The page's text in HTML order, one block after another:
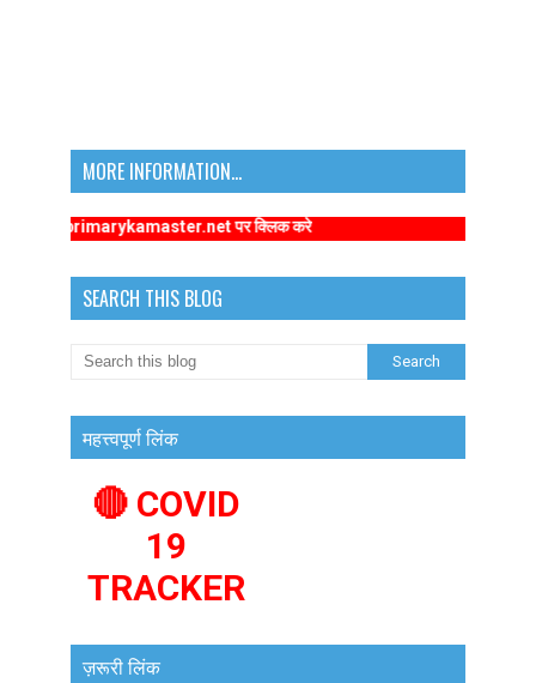
MORE INFORMATION...
पर क्लिक करे
SEARCH THIS BLOG
महत्त्वपूर्ण लिंक
🔴 COVID
19
TRACKER
ज़रूरी लिंक